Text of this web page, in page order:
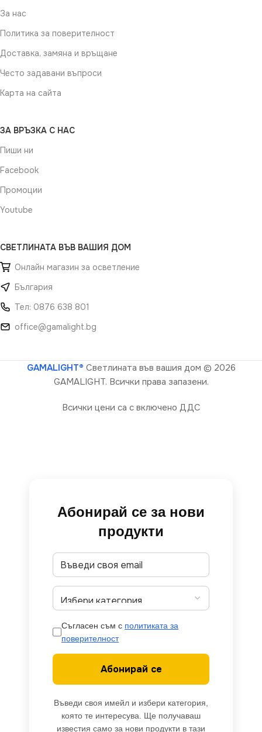
За нас
Политика за поверителност
Доставка, замяна и връщане
Често задавани въпроси
Карта на сайта
ЗА ВРЪЗКА С НАС
Пиши ни
Facebook
Промоции
Youtube
СВЕТЛИНАТА ВЪВ ВАШИЯ ДОМ
Онлайн магазин за осветление
България
Тел: 0876 638 801
office@gamalight.bg
GAMALIGHT® Светлината във вашия дом © 2026
GAMALIGHT. Всички права запазени.
Всички цени са с включено ДДС
Абонирай се за нови
продукти
Съгласен съм с политиката за
поверителност
Абонирай се
Въведи своя имейл и избери категория,
която те интересува. Ще получаваш
известия само за нови продукти в тази